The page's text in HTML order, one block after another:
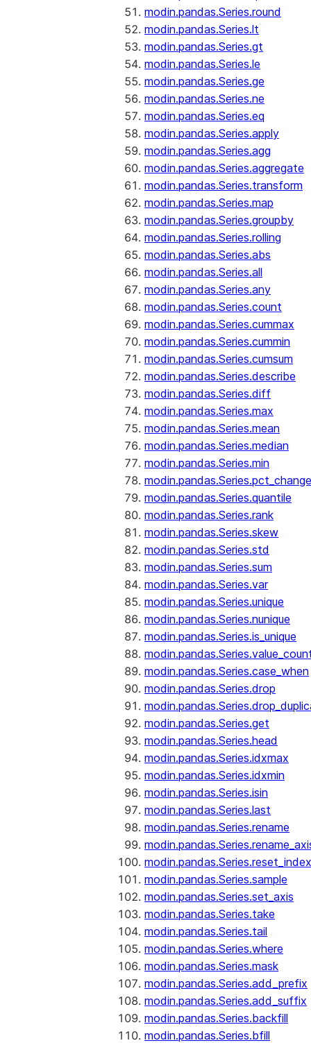
modin.pandas.Series.round
modin.pandas.Series.lt
modin.pandas.Series.gt
modin.pandas.Series.le
modin.pandas.Series.ge
modin.pandas.Series.ne
modin.pandas.Series.eq
modin.pandas.Series.apply
modin.pandas.Series.agg
modin.pandas.Series.aggregate
modin.pandas.Series.transform
modin.pandas.Series.map
modin.pandas.Series.groupby
modin.pandas.Series.rolling
modin.pandas.Series.abs
modin.pandas.Series.all
modin.pandas.Series.any
modin.pandas.Series.count
modin.pandas.Series.cummax
modin.pandas.Series.cummin
modin.pandas.Series.cumsum
modin.pandas.Series.describe
modin.pandas.Series.diff
modin.pandas.Series.max
modin.pandas.Series.mean
modin.pandas.Series.median
modin.pandas.Series.min
modin.pandas.Series.pct_change
modin.pandas.Series.quantile
modin.pandas.Series.rank
modin.pandas.Series.skew
modin.pandas.Series.std
modin.pandas.Series.sum
modin.pandas.Series.var
modin.pandas.Series.unique
modin.pandas.Series.nunique
modin.pandas.Series.is_unique
modin.pandas.Series.case_when
modin.pandas.Series.drop
modin.pandas.Series.get
modin.pandas.Series.head
modin.pandas.Series.idxmax
modin.pandas.Series.idxmin
modin.pandas.Series.isin
modin.pandas.Series.last
modin.pandas.Series.rename
modin.pandas.Series.reset_index
modin.pandas.Series.sample
modin.pandas.Series.set_axis
modin.pandas.Series.take
modin.pandas.Series.tail
modin.pandas.Series.where
modin.pandas.Series.mask
modin.pandas.Series.add_prefix
modin.pandas.Series.add_suffix
modin.pandas.Series.backfill
modin.pandas.Series.bfill